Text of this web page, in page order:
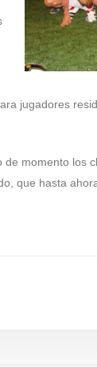
jugadores
momento los
que hasta